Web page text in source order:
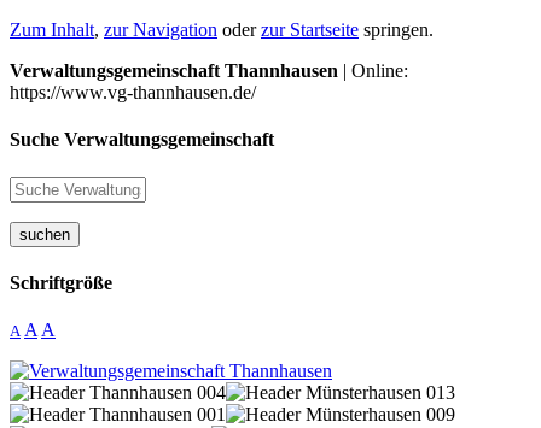
Zum Inhalt, zur Navigation oderzur Startseite springen.
Verwaltungsgemeinschaft Thannhausen | Online:
https://www.vg-thannhausen.de/
Suche Verwaltungsgemeinschaft
suchen
Schriftgröße
A A A